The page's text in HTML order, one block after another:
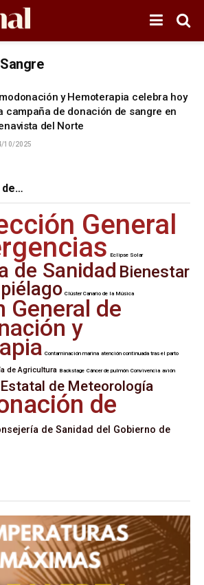
y Hemoterapia celebra hoy
campaña de donación de sangre en
del Norte
10/2025
de…
General
Eclipse Solar
de Sanidad Bienestar
Clúster Canario de la Música
General de
y
Contaminación marina atención continuada tras el parto
de Agricultura Backstage Cáncer de pulmón Convivencia avión
de Meteorología
de
de Sanidad del Gobierno de